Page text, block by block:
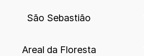
São Sebastião
Areal da Floresta